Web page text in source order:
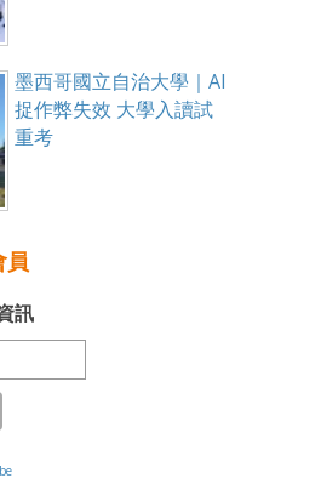
墨西哥國立自治大學｜AI
捉作弊失效 大學入讀試
重考
員
訊